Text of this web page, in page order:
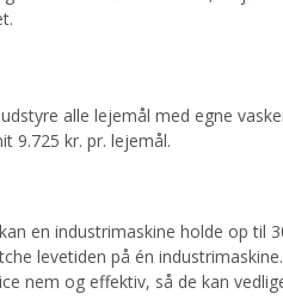
alle lejemål med egne
9.725 kr. pr. lejemål.
en industrimaskine holde op til
levetiden på én
nem og effektiv, så de kan